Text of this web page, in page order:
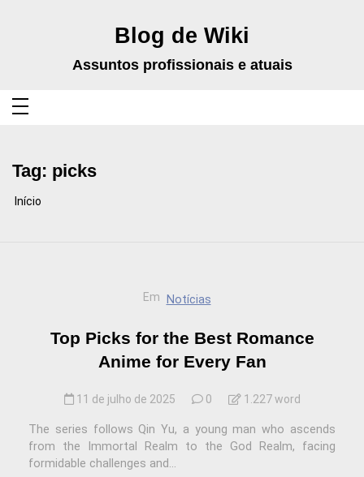
Blog de Wiki
Assuntos profissionais e atuais
Tag: picks
Início
Em Notícias
Top Picks for the Best Romance
Anime for Every Fan
11 de julho de 2025 0 1.227 word
The series follows Qin Yu, a young man who ascends
from the Immortal Realm to the God Realm, facing
formidable challenges and...